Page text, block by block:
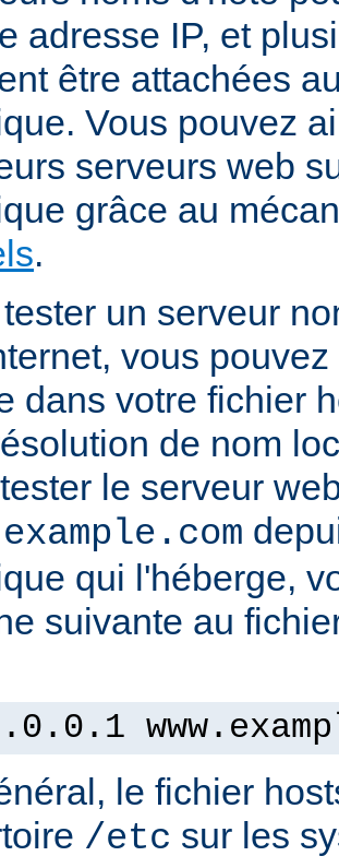
adresse IP, et
être attachées
Vous pouvez
serveurs web
grâce au
.
un serveur
vous
dans votre fichier
de nom
le serveur
qui l'héberge,
suivante au
le fichier
/etc sur les